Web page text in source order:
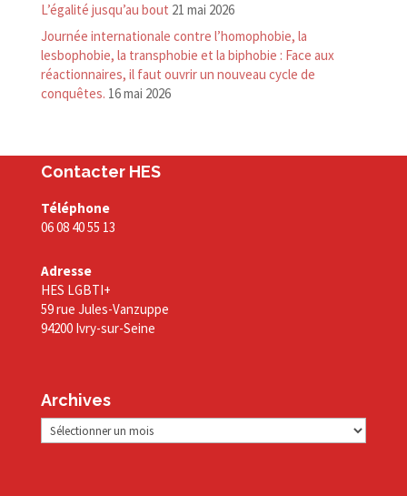
L’égalité jusqu’au bout 21 mai 2026
Journée internationale contre l’homophobie, la
lesbophobie, la transphobie et la biphobie : Face aux
réactionnaires, il faut ouvrir un nouveau cycle de
conquêtes. 16 mai 2026
Contacter HES
Téléphone
06 08 40 55 13
Adresse
HES LGBTI+
59 rue Jules-Vanzuppe
94200 Ivry-sur-Seine
Archives
Archives